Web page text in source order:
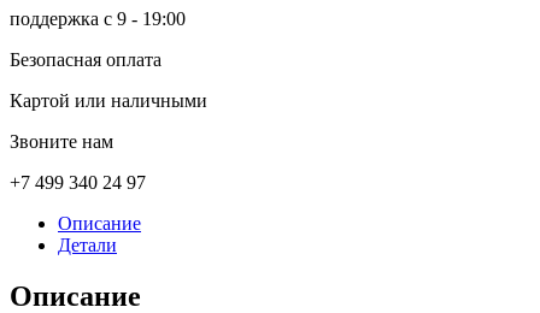
поддержка с 9 - 19:00
Безопасная оплата
Картой или наличными
Звоните нам
+7 499 340 24 97
Описание
Детали
Описание